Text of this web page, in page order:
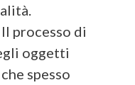
processo di
oggetti
spesso